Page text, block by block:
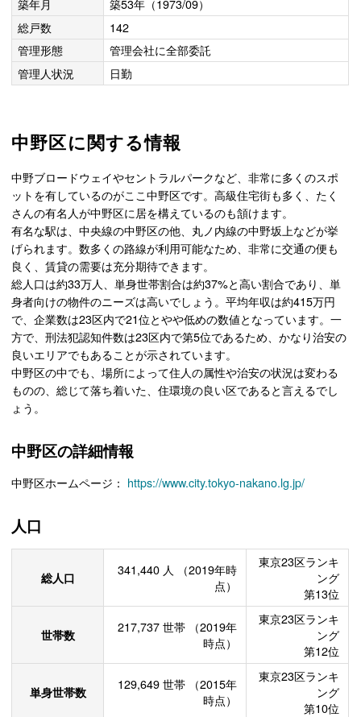
築年月
築53年（1973/09）
総戸数
142
管理形態
管理会社に全部委託
管理人状況
日勤
中野区に関する情報
中野ブロードウェイやセントラルパークなど、非常に多くのスポ
ットを有しているのがここ中野区です。高級住宅街も多く、たく
さんの有名人が中野区に居を構えているのも頷けます。
有名な駅は、中央線の中野区の他、丸ノ内線の中野坂上などが挙
げられます。数多くの路線が利用可能なため、非常に交通の便も
良く、賃貸の需要は充分期待できます。
総人口は約33万人、単身世帯割合は約37%と高い割合であり、単
身者向けの物件のニーズは高いでしょう。平均年収は約415万円
で、企業数は23区内で21位とやや低めの数値となっています。一
方で、刑法犯認知件数は23区内で第5位であるため、かなり治安の
良いエリアでもあることが示されています。
中野区の中でも、場所によって住人の属性や治安の状況は変わる
ものの、総じて落ち着いた、住環境の良い区であると言えるでし
ょう。
中野区の詳細情報
中野区ホームページ： https://www.city.tokyo-nakano.lg.jp/
人口
総人口 341,440 人
（2019年時
点）
東京23区ランキ
ング
第13位
世帯数 217,737 世帯
（2019年
時点）
東京23区ランキ
ング
第12位
単身世帯数 129,649 世帯
（2015年
時点）
東京23区ランキ
ング
第10位